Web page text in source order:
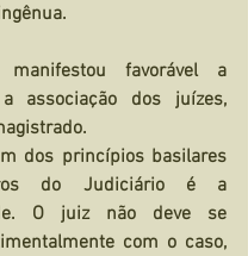
favorável a
associação dos juízes,
dos princípios basilares
do Judiciário é a
O juiz não deve se
com o caso,